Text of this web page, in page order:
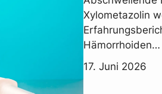
Xylometazolin
Hämorrhoiden…
17. Juni 2026